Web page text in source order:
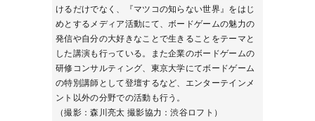
けるだけでなく、『マツコの知らない世界』をはじ
めとするメディア活動にて、ボードゲームの魅力の
発信や自分の大好きなことで生きることをテーマと
した講演も行っている。また企業のボードゲームの
研修コンサルティング、東京大学にてボードゲーム
の特別講師として登壇するなど、エンターテインメ
ント以外の分野での活動も行う。
（撮影：森川亮太 撮影協力：渋谷ロフト）